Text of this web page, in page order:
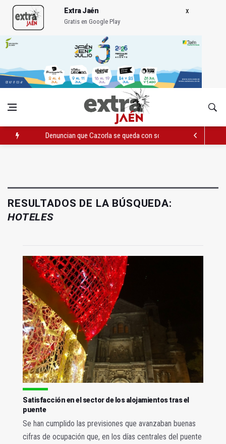
Extra Jaén
Gratis en Google Play
Denuncian que Cazorla se queda con solo dos bomberos por
RESULTADOS DE LA BÚSQUEDA:
HOTELES
Satisfacción en el sector de los alojamientos tras el
puente
Se han cumplido las previsiones que avanzaban buenas
cifras de ocupación que, en los días centrales del puente